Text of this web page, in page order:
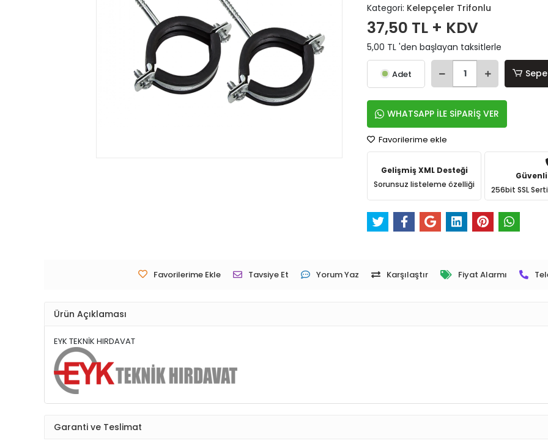
Kategori: Kelepçeler Trifonlu
37,50 TL + KDV
5,00 TL 'den başlayan taksitlerle
Adet
WHATSAPP İLE SİPARİŞ VER
Favorilerime ekle
Gelişmiş XML Desteği
Sorunsuz listeleme özelliği
Güvenli
256bit SSL
Favorilerime Ekle Tavsiye Et Yorum Yaz Karşılaştır Fiyat Alarmı
Ürün Açıklaması
EYK TEKNİK HIRDAVAT
Garanti ve Teslimat